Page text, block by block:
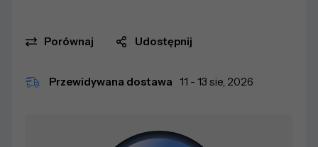
Porównaj Udostępnij
Przewidywana dostawa 11 - 13 sie, 2026